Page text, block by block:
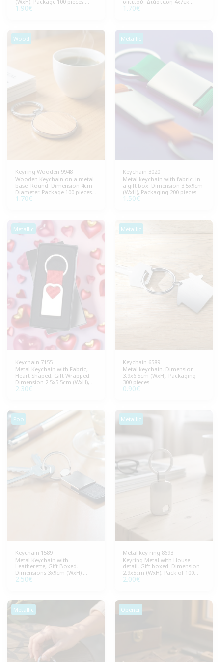
(WxH). Package 100 pieces.
Ideal for ecological
1.90€
σπιτιού. Διάσταση 4x7εκ
(ΒxΥ). Συσκευασία 100
1.70€
Wood
Keyring Wooden 9948
Wooden Keychain on a metal
base, Round. Dimension 4cm
Diameter. Package 100 pieces.
Ideal for promotional gifts
1.70€
Metallic
Keychain 3020
Metal keychain with fabric, in
a gift box. Dimension 3.5x9cm
(WxH), Packaging 200 pieces.
1.50€
Metallic
Keychain 7155
Metal Keychain with Fabric,
Heart Shaped, Gift Wrapped.
Dimension 2.5x5.5cm (WxH),
Package 100 pieces.
2.30€
Metallic
Keychain 6589
Metal keychain. Dimension
3.9x6.5cm (WxH), Packaging
300 pieces.
0.90€
Poo
Keychain 1589
Metal Keychain with
Leatherette, Gift Boxed.
Dimensions 3x9cm (WxH).
Package 100 pieces. Ideal for
2.50€
Metallic
Metal key ring 8693
Keyring Metal with House
detail, Gift boxed. Dimension
2.9x5cm (WxH), Pack of 100
pieces.
2.00€
Metallic Opener